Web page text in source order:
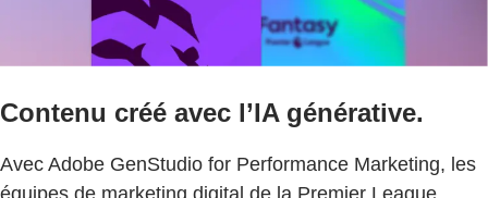
Contenu créé avec l’IA générative.
Avec Adobe GenStudio for Performance Marketing, les